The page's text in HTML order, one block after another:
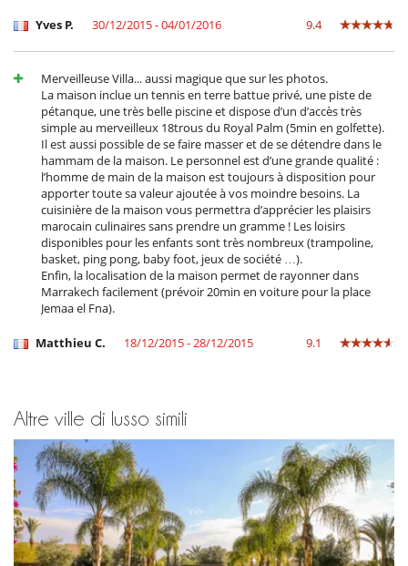
Yves P. 30/12/2015 - 04/01/2016 9.4
Merveilleuse Villa... aussi magique que sur les photos.
La maison inclue un tennis en terre battue privé, une piste de
pétanque, une très belle piscine et dispose d’un d’accès très
simple au merveilleux 18trous du Royal Palm (5min en golfette).
Il est aussi possible de se faire masser et de se détendre dans le
hammam de la maison. Le personnel est d’une grande qualité :
l’homme de main de la maison est toujours à disposition pour
apporter toute sa valeur ajoutée à vos moindre besoins. La
cuisinière de la maison vous permettra d’apprécier les plaisirs
marocain culinaires sans prendre un gramme ! Les loisirs
disponibles pour les enfants sont très nombreux (trampoline,
basket, ping pong, baby foot, jeux de société …).
Enfin, la localisation de la maison permet de rayonner dans
Marrakech facilement (prévoir 20min en voiture pour la place
Jemaa el Fna).
Matthieu C. 18/12/2015 - 28/12/2015 9.1
Altre ville di lusso simili